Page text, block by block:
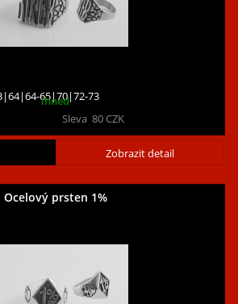
65|70|72-73
ihned
Zobrazit detail
Sleva 80CZK
Ocelový prsten 1%